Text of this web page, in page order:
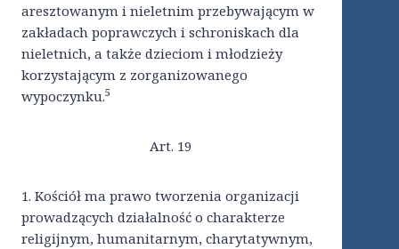
aresztowanym i nieletnim przebywającym w
zakładach poprawczych i schroniskach dla
nieletnich, a także dzieciom i młodzieży
korzystającym z zorganizowanego
wypoczynku.5
Art. 19
1. Kościół ma prawo tworzenia organizacji
prowadzących działalność o charakterze
religijnym, humanitarnym, charytatywnym,